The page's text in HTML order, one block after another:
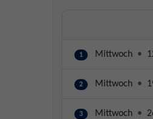
1 Mittwoch •
2 Mittwoch •
3 Mittwoch •